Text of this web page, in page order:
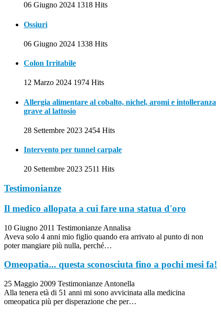
06 Giugno 2024 1318 Hits
Ossiuri
06 Giugno 2024 1338 Hits
Colon Irritabile
12 Marzo 2024 1974 Hits
Allergia alimentare al cobalto, nichel, aromi e intolleranza
grave al lattosio
28 Settembre 2023 2454 Hits
Intervento per tunnel carpale
20 Settembre 2023 2511 Hits
Testimonianze
Il medico allopata a cui fare una statua d'oro
10 Giugno 2011 Testimonianze Annalisa
Aveva solo 4 anni mio figlio quando era arrivato al punto di non
poter mangiare più nulla, perché…
Omeopatia... questa sconosciuta fino a pochi mesi fa!
25 Maggio 2009 Testimonianze Antonella
Alla tenera età di 51 anni mi sono avvicinata alla medicina
omeopatica più per disperazione che per…